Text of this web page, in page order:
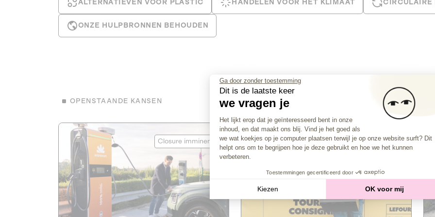
ALTERNATIEVEN VOOR PLASTIC HANDELEN VOOR HET KLIMAAT CIRCULAIRE
ONZE HULPBRONNEN BEHOUDEN
OPENSTAANDE KANSEN
Closure imminent
Eranovum
HERNIEUWBARE ENERGIE
HANDELEN VOOR HET KLIMAAT 1
Developer of electric vehicle charging
Closure imminent
Le Fourgon
De thuis- en kantoorleveringsdienst van
Ga door zonder toestemming
Dit is de laatste keer
we vragen je
Toestemmingsbeheerplatform:
Het lijkt erop dat je geïnteresseerd bent in onze
inhoud, en dat maakt ons blij. Vind je het goed als
we wat koekjes op je computer plaatsen terwijl je op onze website surft? Dit
helpt ons om te begrijpen hoe je deze gebruikt en hoe we het kunnen
verbeteren.
Toestemmingen gecertificeerd door
Kiezen OK voor mij
Axeptio consent